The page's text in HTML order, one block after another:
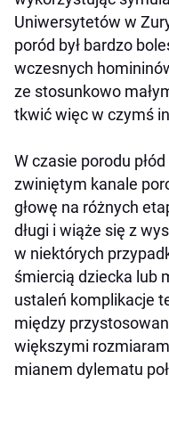
Uniwersytetów w
poród był bardzo
wczesnych
ze stosunkowo
tkwić więc w czymś
W czasie porodu
zwiniętym kanale
głowę na różnych
długi i wiąże się z
w niektórych
śmiercią dziecka lub
ustaleń komplikacje
między
większymi
mianem dylematu